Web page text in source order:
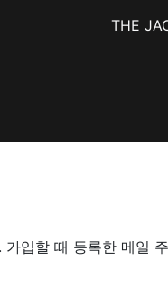
THE
입할 때 등록한 메일